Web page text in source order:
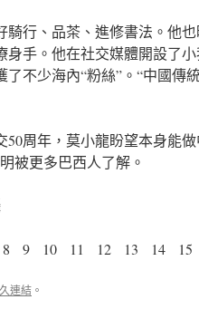
騎行、品茶、進修書法。他
身手。他在社交媒體開設了
了不少海內“粉絲”。“中國傳
50周年，莫小龍盼望本身能
被更多巴西人了解。
10 11 12 13 14 15
連結 。